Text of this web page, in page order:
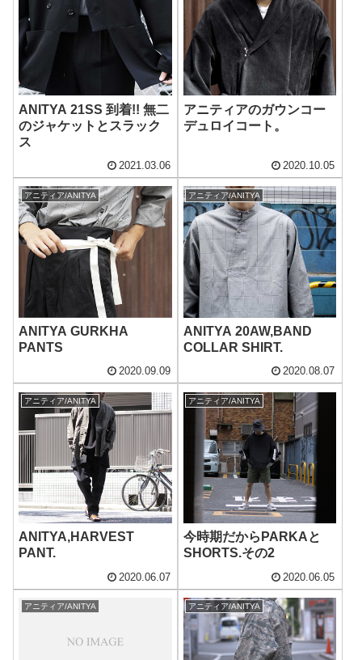
ANITYA 21SS 到着!! 無二
のジャケットとスラック
ス
2021.03.06
アニティアのガウンコー
デュロイコート。
2020.10.05
アニティア/ANITYA
ANITYA GURKHA
PANTS
2020.09.09
アニティア/ANITYA
ANITYA 20AW,BAND
COLLAR SHIRT.
2020.08.07
アニティア/ANITYA
ANITYA,HARVEST
PANT.
2020.06.07
アニティア/ANITYA
今時期だからPARKAと
SHORTS.その2
2020.06.05
アニティア/ANITYA アニティア/ANITYA